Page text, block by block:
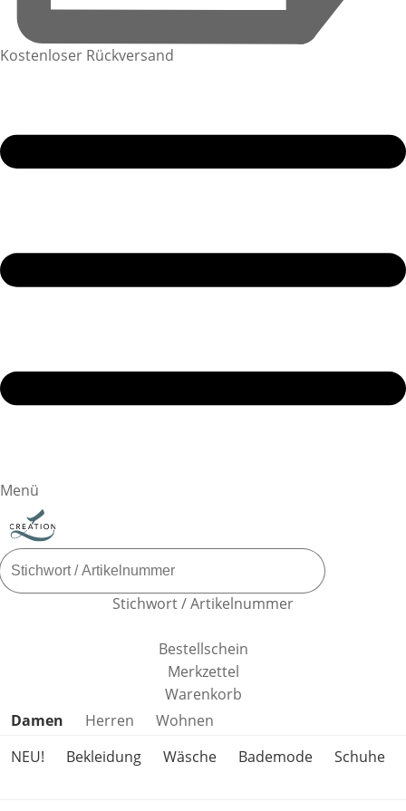
Kostenloser Rückversand
Menü
Stichwort / Artikelnummer
Bestellschein
Merkzettel
Warenkorb
Produktkategorien überspringen
Damen Herren
Wohnen
NEU!
Bekleidung Wäsche Bademode Schuhe